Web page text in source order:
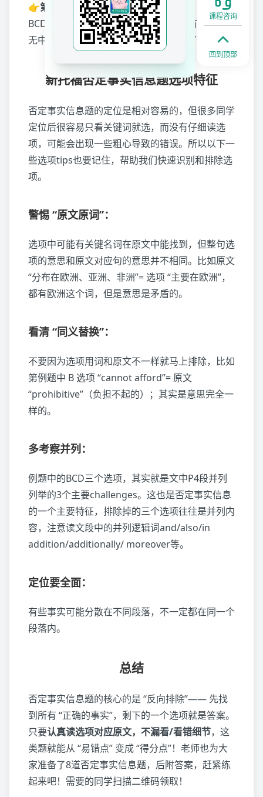
👉第三步：锁定答案
BCD选项都在文中可以精确匹配上，只有A选项是
无中生有的内容，就是我们要找的答案了。
新托福否定事实信息题选项特征
否定事实信息题的定位是相对容易的，但很多同学
定位后很容易只看关键词就选，而没有仔细读选
项，可能会出现一些粗心导致的错误。所以以下一
些选项tips也要记住，帮助我们快速识别和排除选
项。
警惕 “原文原词”：
选项中可能有关键名词在原文中能找到，但整句选
项的意思和原文对应句的意思并不相同。比如原文
“分布在欧洲、亚洲、非洲”= 选项 “主要在欧洲”，
都有欧洲这个词，但是意思是矛盾的。
看清 “同义替换”：
不要因为选项用词和原文不一样就马上排除，比如
第例题中 B 选项 “cannot afford”= 原文
“prohibitive”（负担不起的）；其实是意思完全一
样的。
多考察并列：
例题中的BCD三个选项，其实就是文中P4段并列
列举的3个主要challenges。这也是否定事实信息
的一个主要特征，排除掉的三个选项往往是并列内
容，注意读文段中的并列逻辑词and/also/in
addition/additionally/ moreover等。
定位要全面：
有些事实可能分散在不同段落，不一定都在同一个
段落内。
总结
否定事实信息题的核心的是 “反向排除”—— 先找
到所有 “正确的事实”，剩下的一个选项就是答案。
只要认真读选项对应原文，不漏看/看错细节，这
类题就能从 “易错点” 变成 “得分点”！老师也为大
家准备了8道否定事实信息题，后附答案，赶紧练
起来吧！需要的同学扫描二维码领取！
课程咨询
回到顶部